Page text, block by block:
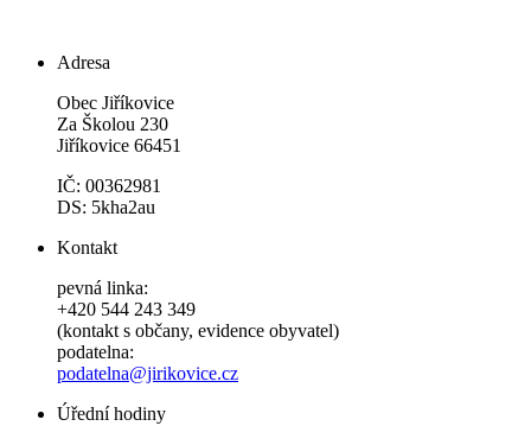
Adresa
Obec Jiříkovice
Za Školou 230
Jiříkovice 66451
IČ: 00362981
DS: 5kha2au
Kontakt
pevná linka:
+420 544 243 349
(kontakt s občany, evidence obyvatel)
podatelna:
podatelna@jirikovice.cz
Úřední hodiny